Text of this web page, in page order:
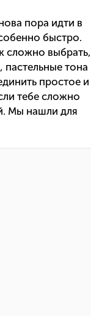
пора идти в
быстро.
сложно выбрать,
тона
простое и
тебе сложно
Мы нашли для